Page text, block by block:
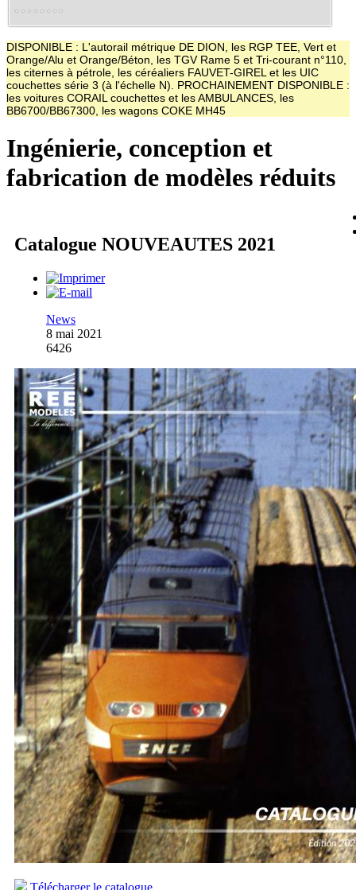
DISPONIBLE : L'autorail métrique DE DION, les RGP TEE, Vert et
Orange/Alu et Orange/Béton, les TGV Rame 5 et Tri-courant n°110,
les citernes à pétrole, les céréaliers FAUVET-GIREL et les UIC
couchettes série 3 (à l'échelle N). PROCHAINEMENT DISPONIBLE :
les voitures CORAIL couchettes et les AMBULANCES, les
BB6700/BB67300, les wagons COKE MH45
Ingénierie, conception et
fabrication de modèles réduits
Catalogue NOUVEAUTES 2021
News
8 mai 2021
6426
Télécharger le catalogue